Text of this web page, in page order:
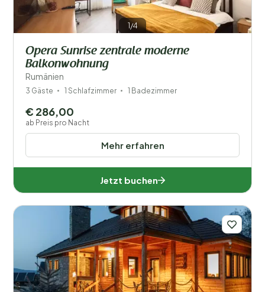
1/4
Opera Sunrise zentrale moderne
Balkonwohnung
Rumänien
3 Gäste 1 Schlafzimmer 1 Badezimmer
Mehr erfahren
€ 286,00
ab Preis pro Nacht
Jetzt buchen